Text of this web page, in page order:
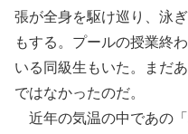
張が全身を駆け巡り、泳
もする。プールの授業終
いる同級生もいた。まだ
ではなかったのだ。
近年の気温の中であの